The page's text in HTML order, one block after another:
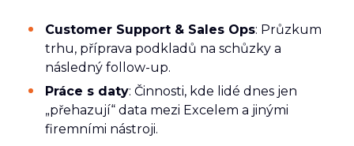
Customer Support & Sales Ops: Průzkum
trhu, příprava podkladů na schůzky a
následný follow-up.
Práce s daty: Činnosti, kde lidé dnes jen
„přehazují“ data mezi Excelem a jinými
firemními nástroji.